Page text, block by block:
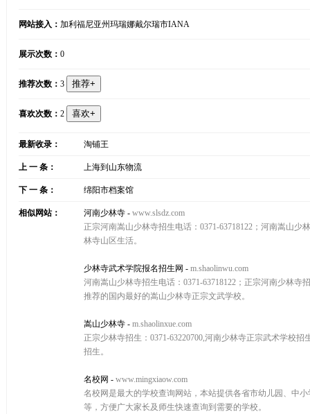
网站接入： 加利福尼亚州玛瑞娜戴尔瑞市IANA
展示次数： 0
推荐次数： 3
喜欢次数： 2
最新收录： 淘铺王
上 一 条： 上海到山东物流
下 一 条： 绵阳市档案馆
相似网站： 河南少林寺 - www.slsdz.com
正宗河南嵩山少林寺招生电话：0371-63718122；河南嵩山
林寺山区生活。
少林寺武术学院报名招生网 - m.shaolinwu.com
河南嵩山少林寺招生电话：0371-63718122；正宗河南少林
推荐的国内最好的嵩山少林寺正宗文武学校。
嵩山少林寺 - m.shaolinxue.com
正宗少林寺招生：0371-63220700,河南少林寺正宗武术学校
招生。
名校网 - www.mingxiaow.com
名校网是最大的学校查询网站，本站提供各省市幼儿园、中
等，方便广大家长及师生快速查询到需要的学校。